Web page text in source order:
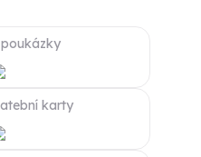
karty